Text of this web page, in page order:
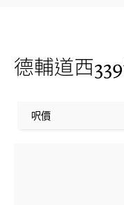
德輔道西
呎價